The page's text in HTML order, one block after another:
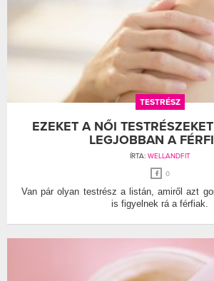
TESTRÉSZ
EZEKET A NŐI
LEGJOBBAN A
ÍRTA: WELLANDFIT
0
Van pár olyan testrész a listán, amiről azt
is figyelnek rá a férfiak.